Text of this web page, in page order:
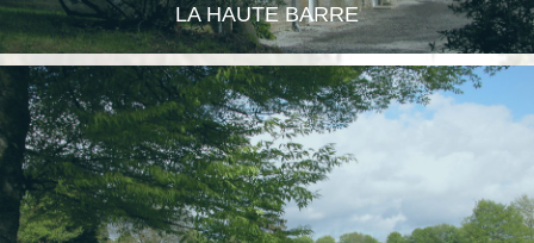
LA HAUTE BARRE